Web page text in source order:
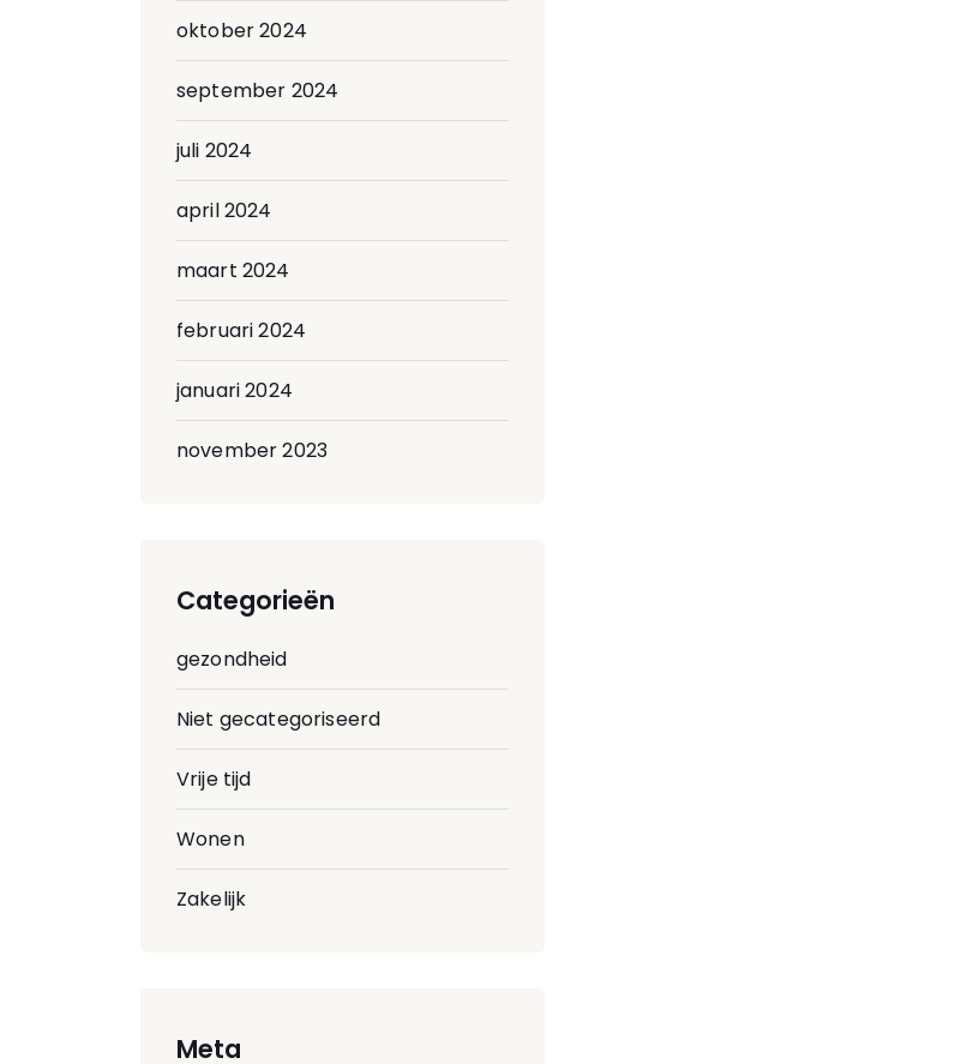
oktober 2024
september 2024
juli 2024
april 2024
maart 2024
februari 2024
januari 2024
november 2023
Categorieën
gezondheid
Niet gecategoriseerd
Vrije tijd
Wonen
Zakelijk
Meta